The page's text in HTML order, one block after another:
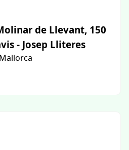
de Llevant, 150
- Josep Lliteres
Mallorca